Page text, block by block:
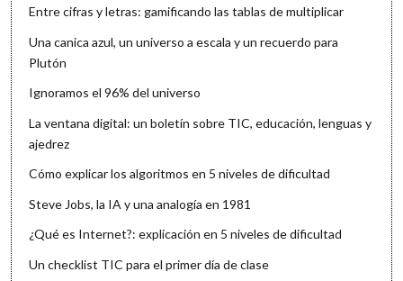
Entre cifras y letras: gamificando las tablas de multiplicar
Una canica azul, un universo a escala y un recuerdo para
Plutón
Ignoramos el 96% del universo
La ventana digital: un boletín sobre TIC, educación, lenguas y
ajedrez
Cómo explicar los algoritmos en 5 niveles de dificultad
Steve Jobs, la IA y una analogía en 1981
¿Qué es Internet?: explicación en 5 niveles de dificultad
Un checklist TIC para el primer día de clase